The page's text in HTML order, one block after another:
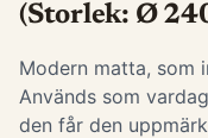
(Storlek: Ø
Modern matta, som
Används som
den får den